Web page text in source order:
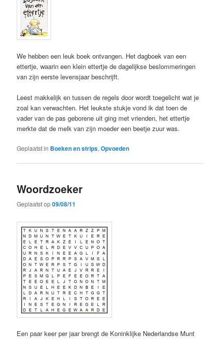
We hebben een leuk boek ontvangen. Het dagboek van een
ettertje, waarin een klein ettertje de dagelijkse beslommeringen
van zijn eerste levensjaar beschrijft.
Leest makkelijk en tussen de regels door wordt toegelicht wat je
zoal kan verwachten. Het leukste stukje vond ik dat toen de
vader van de pas geborene uit ging met vrienden, het ettertje
merkte dat de melk van zijn moeder een beetje zuur was.
Geplaatst in Boeken en strips,Opvoeden
Woordzoeker
Geplaatst op09/08/11
Een paar keer per jaar brengt de Koninklijke Nederlandse Munt